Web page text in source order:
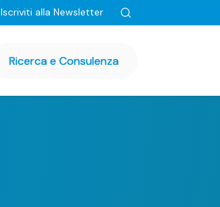
Iscriviti alla Newsletter
Ricerca e Consulenza